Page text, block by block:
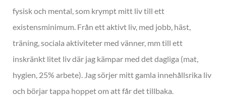
fysisk och mental, som krympt mitt liv till ett
existensminimum. Från ett aktivt liv, med jobb, häst,
träning, sociala aktiviteter med vänner, mm till ett
inskränkt litet liv där jag kämpar med det dagliga (mat,
hygien, 25% arbete). Jag sörjer mitt gamla innehållsrika liv
och börjar tappa hoppet om att får det tillbaka.